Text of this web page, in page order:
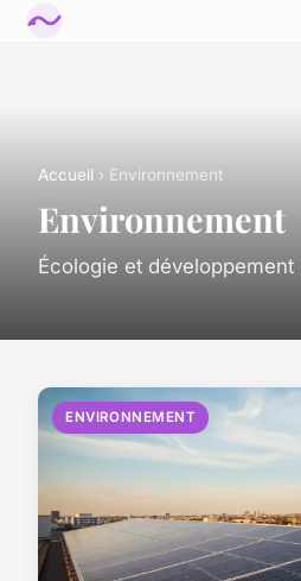
Accueil › Environnement
Environnement
Écologie et développement
ENVIRONNEMENT